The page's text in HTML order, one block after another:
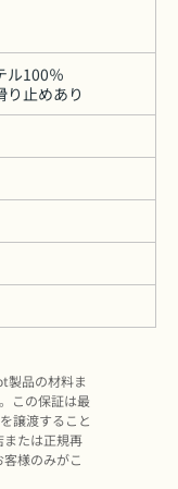
ル100％
り止めあり
製品の材料ま
この保証は最
譲渡すること
たは正規再
様のみがこ